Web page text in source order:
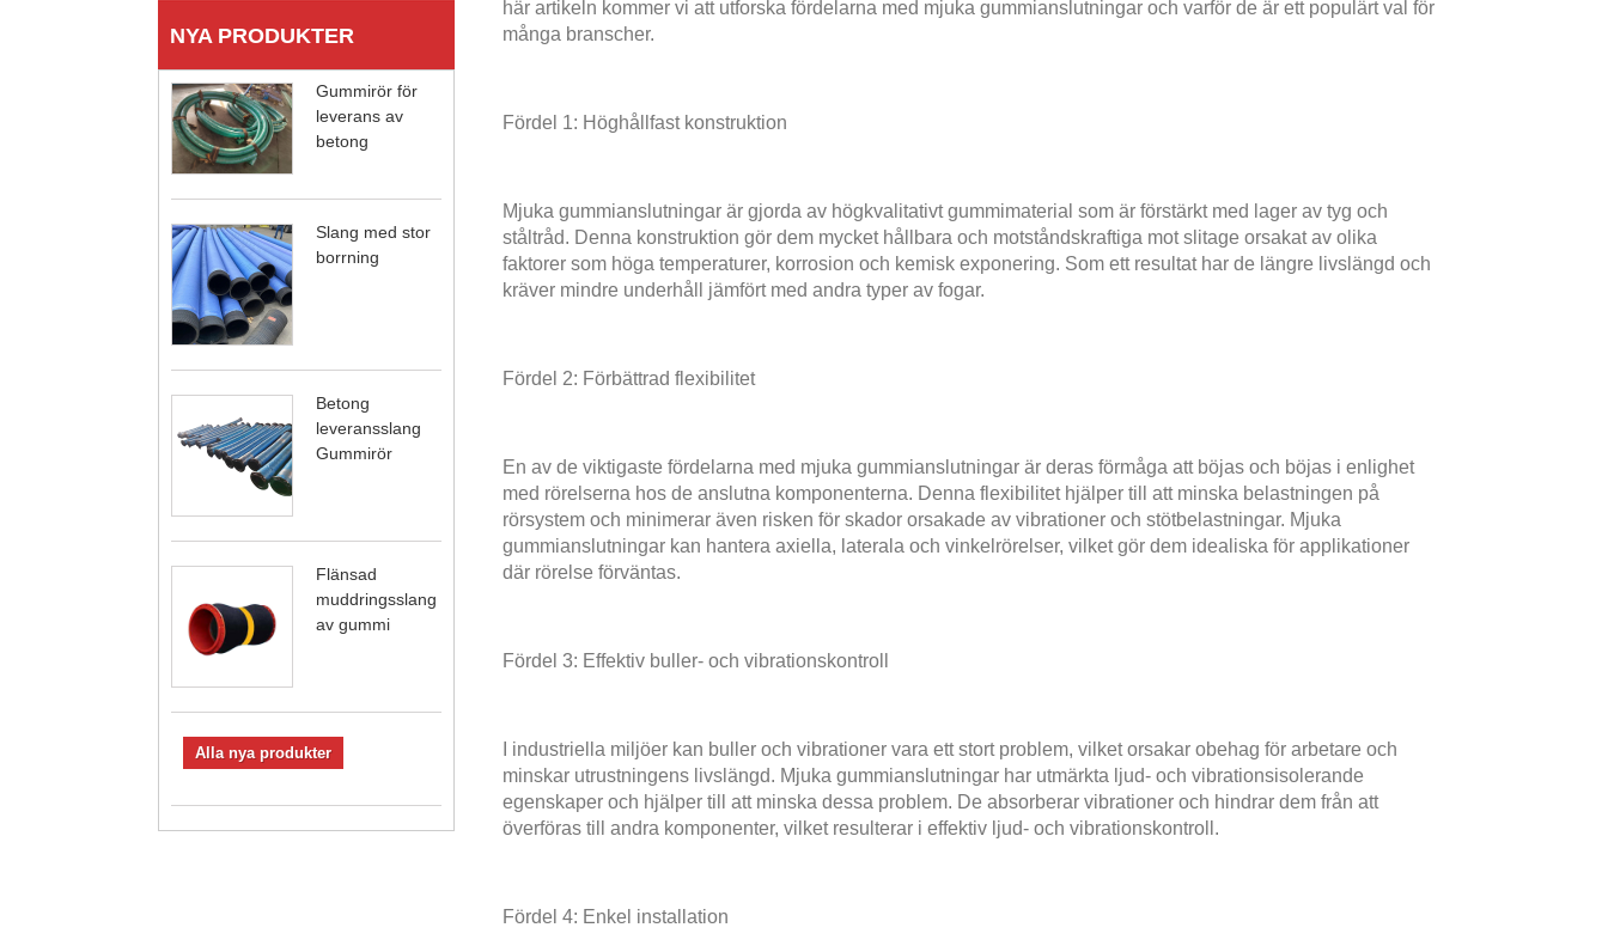
NYA PRODUKTER
Gummirör för
leverans av
betong
Slang med stor
borrning
Betong
leveransslang
Gummirör
Flänsad
muddringsslang
av gummi
Alla nya produkter
här artikeln kommer vi att utforska fördelarna med mjuka gummianslutningar och varför de är ett populärt val för
många branscher.
Fördel 1: Höghållfast konstruktion
Mjuka gummianslutningar är gjorda av högkvalitativt gummimaterial som är förstärkt med lager av tyg och
ståltråd. Denna konstruktion gör dem mycket hållbara och motståndskraftiga mot slitage orsakat av olika
faktorer som höga temperaturer, korrosion och kemisk exponering. Som ett resultat har de längre livslängd och
kräver mindre underhåll jämfört med andra typer av fogar.
Fördel 2: Förbättrad flexibilitet
En av de viktigaste fördelarna med mjuka gummianslutningar är deras förmåga att böjas och böjas i enlighet
med rörelserna hos de anslutna komponenterna. Denna flexibilitet hjälper till att minska belastningen på
rörsystem och minimerar även risken för skador orsakade av vibrationer och stötbelastningar. Mjuka
gummianslutningar kan hantera axiella, laterala och vinkelrörelser, vilket gör dem idealiska för applikationer
där rörelse förväntas.
Fördel 3: Effektiv buller- och vibrationskontroll
I industriella miljöer kan buller och vibrationer vara ett stort problem, vilket orsakar obehag för arbetare och
minskar utrustningens livslängd. Mjuka gummianslutningar har utmärkta ljud- och vibrationsisolerande
egenskaper och hjälper till att minska dessa problem. De absorberar vibrationer och hindrar dem från att
överföras till andra komponenter, vilket resulterar i effektiv ljud- och vibrationskontroll.
Fördel 4: Enkel installation